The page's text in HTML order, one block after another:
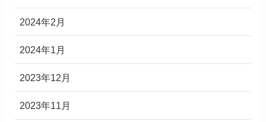
2024年2月
2024年1月
2023年12月
2023年11月